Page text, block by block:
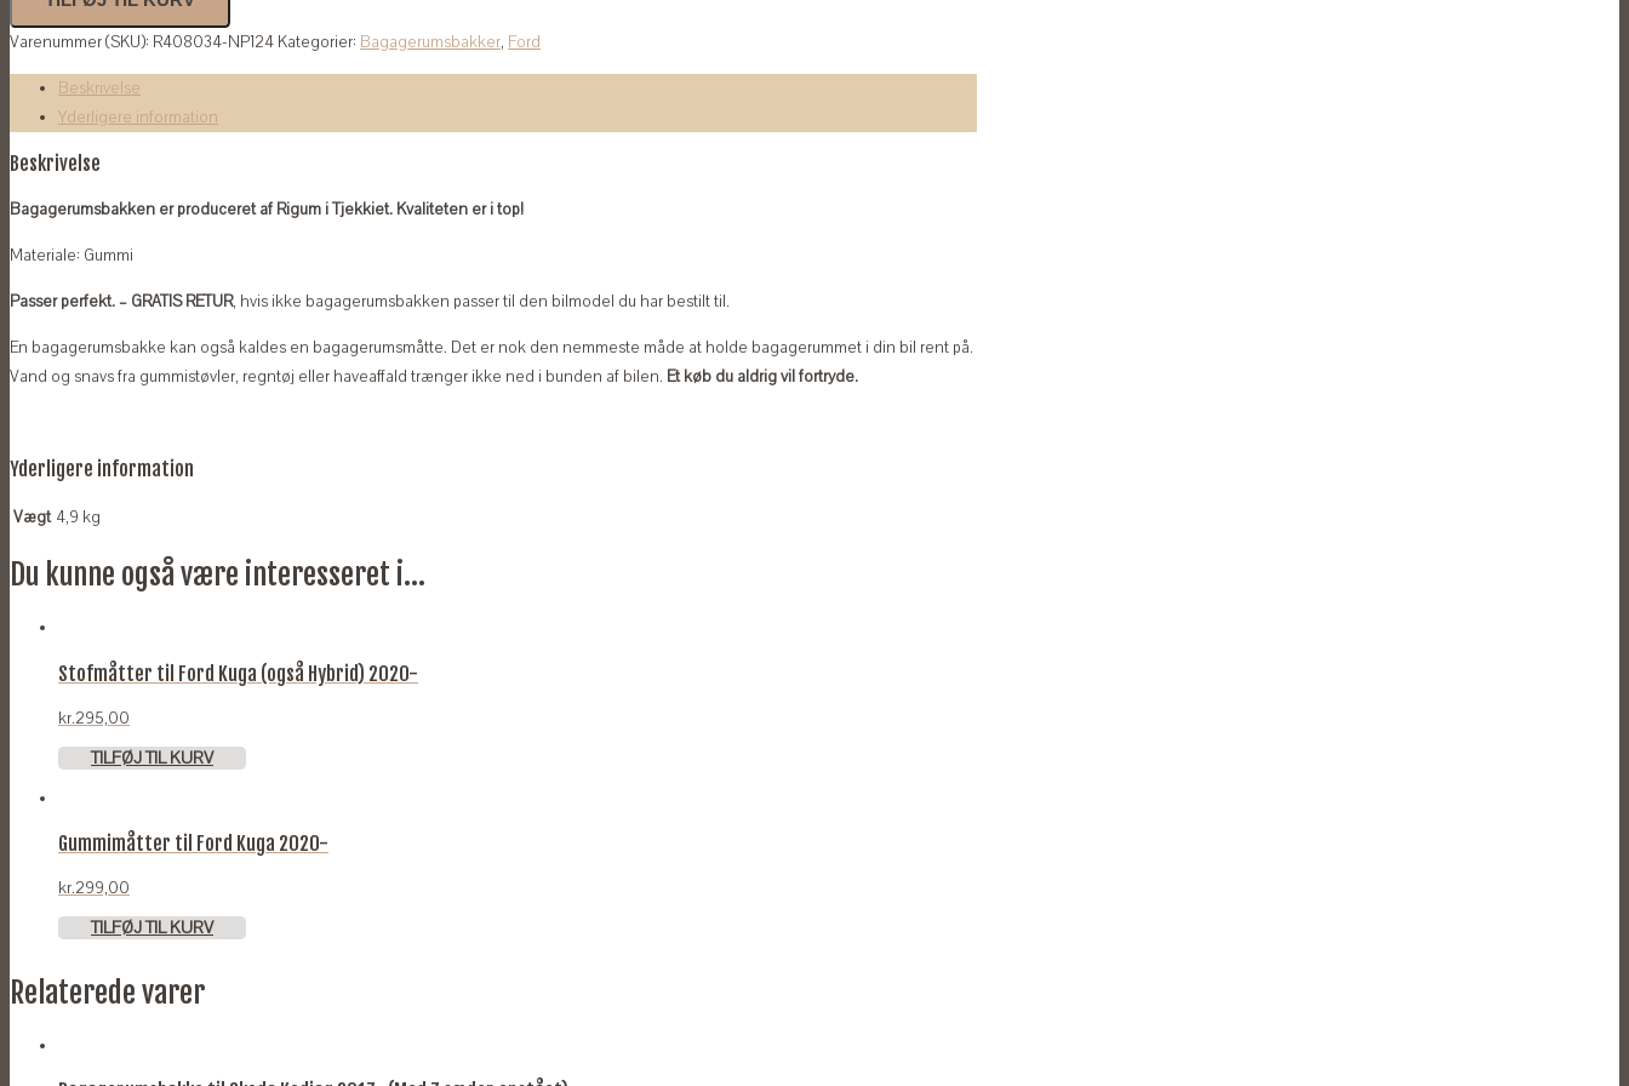
Kuga
2020-
Varenummer (SKU): R408034-NP124 Kategorier: Bagagerumsbakker, Ford
Beskrivelse
Yderligere information
Beskrivelse
Bagagerumsbakken er produceret af Rigum i Tjekkiet. Kvaliteten er i top!
Materiale: Gummi
Passer perfekt. – GRATIS RETUR, hvis ikke bagagerumsbakken passer til den bilmodel du har bestilt til.
En bagagerumsbakke kan også kaldes en bagagerumsmåtte. Det er nok den nemmeste måde at holde bagagerummet i din bil rent på.
Vand og snavs fra gummistøvler, regntøj eller haveaffald trænger ikke ned i bunden af bilen. Et køb du aldrig vil fortryde.
Yderligere information
Vægt 4,9 kg
Du kunne også være interesseret i...
Stofmåtter til Ford Kuga (også Hybrid) 2020-
kr.295,00
TILFØJ TIL KURV
Gummimåtter til Ford Kuga 2020-
kr.299,00
TILFØJ TIL KURV
Relaterede varer